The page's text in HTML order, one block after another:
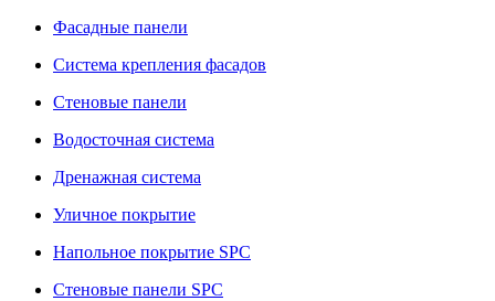
Фасадные панели
Система крепления фасадов
Стеновые панели
Водосточная система
Дренажная система
Уличное покрытие
Напольное покрытие SPC
Стеновые панели SPC